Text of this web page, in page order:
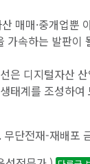
매매·중개업뿐
가속하는 발판이
은 디지털자산
태계를 조성하
단전재-재배포